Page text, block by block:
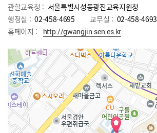
관할교육청 : 서울특별시성동광진교육지원청
행정실 : 02-458-4695 교무실 : 02-458-4693
홈페이지 :
http://gwangjin.sen.es.kr